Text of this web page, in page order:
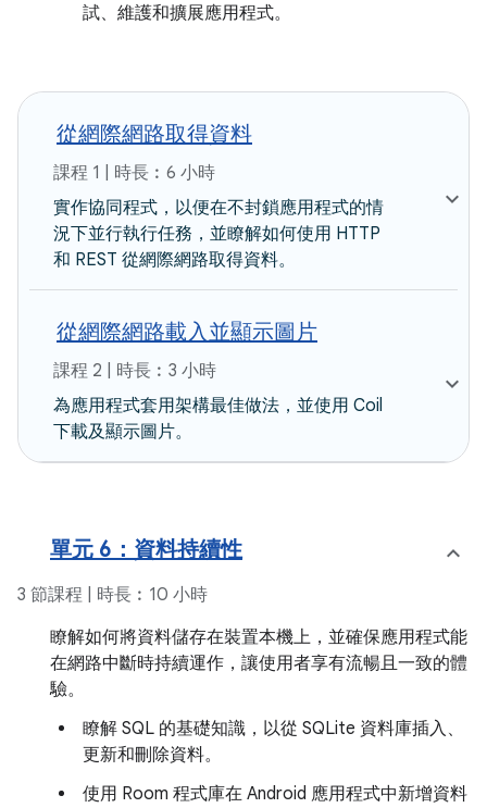
試、維護和擴展應用程式。
從網際網路取得資料
課程 1 | 時長︰6 小時
實作協同程式，以便在不封鎖應用程式的情
況下並行執行任務，並瞭解如何使用 HTTP
和 REST 從網際網路取得資料。
從網際網路載入並顯示圖片
課程 2 | 時長︰3 小時
為應用程式套用架構最佳做法，並使用 Coil
下載及顯示圖片。
單元 6：資料持續性
3 節課程 | 時長︰10 小時
瞭解如何將資料儲存在裝置本機上，並確保應用程式能
在網路中斷時持續運作，讓使用者享有流暢且一致的體
驗。
瞭解 SQL 的基礎知識，以從 SQLite 資料庫插入、
更新和刪除資料。
使用 Room 程式庫在 Android 應用程式中新增資料